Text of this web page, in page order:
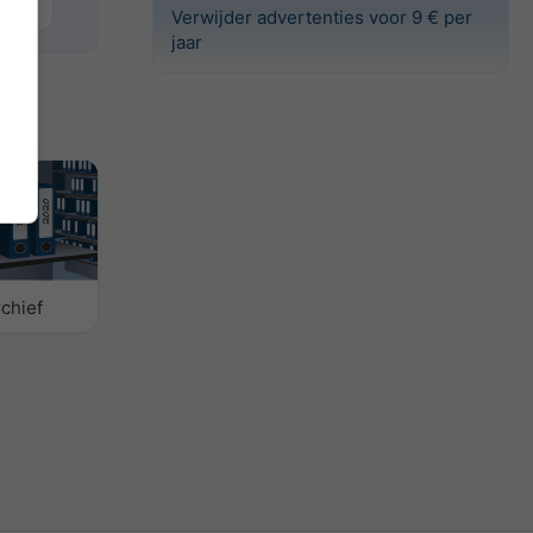
Verwijder advertenties voor 9 € per
jaar